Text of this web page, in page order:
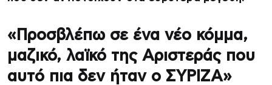
«Προσβλέπω σε ένα νέο κόμμα,
μαζικό, λαϊκό της Αριστεράς που
αυτό πια δεν ήταν ο ΣΥΡΙΖΑ»